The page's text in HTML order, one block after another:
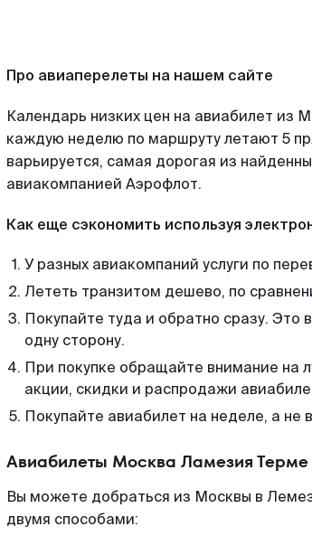
Про авиаперелеты на нашем сайте
Календарь низких цен на авиабилет из
каждую неделю по маршруту летают 5
варьируется, самая дорогая из
авиакомпанией Аэрофлот.
Как еще сэкономить используя
У разных авиакомпаний услуги по
Лететь транзитом дешево, по
Покупайте туда и обратно сразу.
одну сторону.
При покупке обращайте внимание на
акции, скидки и распродажи
Покупайте авиабилет на неделе, а не
Авиабилеты Москва Ламезия
Вы можете добраться из Москвы в
двумя способами: